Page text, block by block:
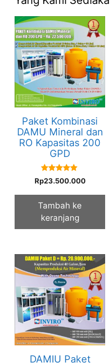
Paket Kombinasi
DAMU Mineral dan
RO Kapasitas 200
GPD
5.00
out of 5
Rp23.500.000
Tambah ke
keranjang
DAMIU Paket